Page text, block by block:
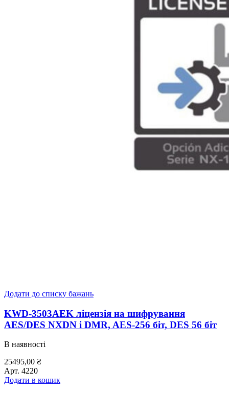
Додати до списку бажань
KWD-3503AEK ліцензія на шифрування
AES/DES NXDN і DMR, AES-256 біт, DES 56 біт
В наявності
25495,00 ₴
Арт. 4220
Додати в кошик